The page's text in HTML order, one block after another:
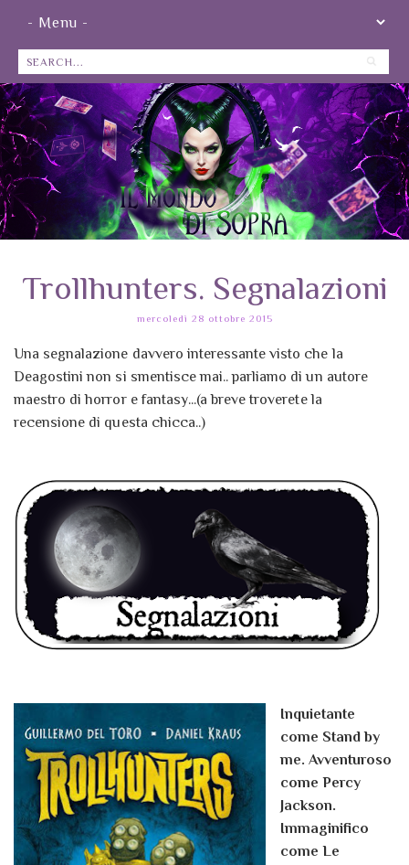
Trollhunters. Segnalazioni
mercoledì 28 ottobre 2015
Una segnalazione davvero interessante visto che la
Deagostini non si smentisce mai.. parliamo di un autore
maestro di horror e fantasy...(a breve troverete la
recensione di questa chicca..)
Inquietante
come Stand by
me. Avventuroso
come Percy
Jackson.
Immaginifico
come Le